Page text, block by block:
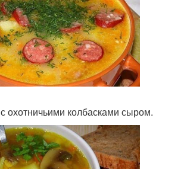
охотничьими колбасками сыром.